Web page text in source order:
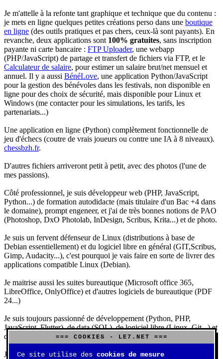
Je m'attelle à la refonte tant graphique et technique que du contenu :
je mets en ligne quelques petites créations perso dans une boutique
en ligne (des outils pratiques et pas chers, ceux-là sont payants). En
revanche, deux applications sont 100% gratuites, sans inscription
payante ni carte bancaire : FTP Uploader, une webapp
(PHP/JavaScript) de partage et transfert de fichiers via FTP, et le
Calculateur de salaire, pour estimer un salaire brut/net mensuel et
annuel. Il y a aussi BénéLove, une application Python/JavaScript
pour la gestion des bénévoles dans les festivals, non disponible en
ligne pour des choix de sécurité, mais disponible pour Linux et
Windows (me contacter pour les simulations, les tarifs, les
partenariats...)
Une application en ligne (Python) complètement fonctionnelle de
jeu d'échecs (coutre de vrais joueurs ou contre une IA à 8 niveaux).
chessbzh.fr.
D'autres fichiers arriveront petit à petit, avec des photos (l'une de
mes passions).
Côté professionnel, je suis développeur web (PHP, JavaScript,
Python...) de formation autodidacte (mais titulaire d'un Bac +4 dans
le domaine), prompt engeneer, et j'ai de très bonnes notions de PAO
(Photoshop, DxO Photolab, InDesign, Scribus, Krita...) et de photo.
Je suis un fervent défenseur de Linux (distributions à base de
Debian essentiellement) et du logiciel libre en général (GIT,Scribus,
Gimp, Audacity...), c'est pourquoi je vais faire en sorte de livrer des
applications compatible Linux (Debian).
Je maitrise aussi les suites bureautique (Microsoft office 365,
LibreOffice, OnlyOffice) et d'autres logiciels de bureautique (PDF
24...)
Je suis toujours passionné de développement (Python, PHP,
JavaScript, Flutter), de data (SQL), de logiciel libre (Linux, Git...) et
d'IA (principalement Claude et DeepSeek).
J'aime jouer, surtout aux jeux de sociétés (Risk, Uno, Scrabble...),
=== COOKIES - LE7.NET ===
Ce site utilise des cookies de mesure